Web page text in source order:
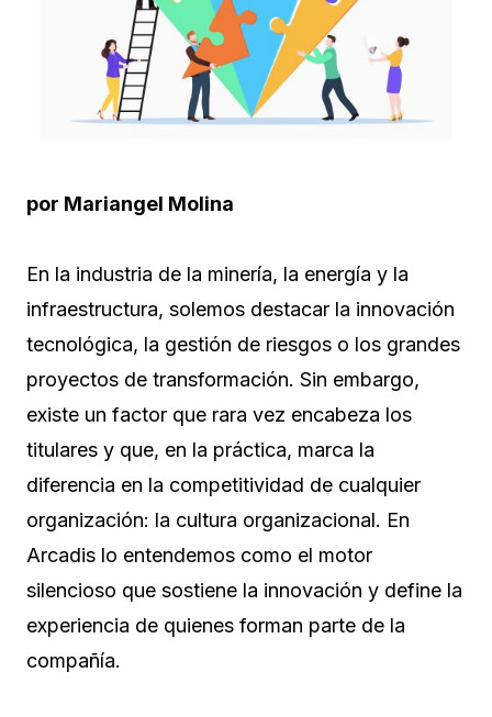
por Mariangel Molina
En la industria de la minería, la energía y la
infraestructura, solemos destacar la innovación
tecnológica, la gestión de riesgos o los grandes
proyectos de transformación. Sin embargo,
existe un factor que rara vez encabeza los
titulares y que, en la práctica, marca la
diferencia en la competitividad de cualquier
organización: la cultura organizacional. En
Arcadis lo entendemos como el motor
silencioso que sostiene la innovación y define la
experiencia de quienes forman parte de la
compañía.